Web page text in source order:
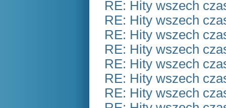
RE: Hity wszech
RE: Hity wszech
RE: Hity wszech
RE: Hity wszech
RE: Hity wszech
RE: Hity wszech
RE: Hity wszech